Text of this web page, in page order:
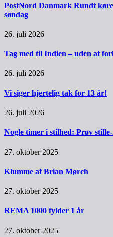
PostNord Danmark Rundt
søndag
26. juli 2026
Tag med til Indien – uden at
26. juli 2026
Vi siger hjertelig tak for 13 år!
26. juli 2026
Nogle timer i stilhed: Prøv
27. oktober 2025
Klumme af Brian Mørch
27. oktober 2025
REMA 1000 fylder 1 år
27. oktober 2025